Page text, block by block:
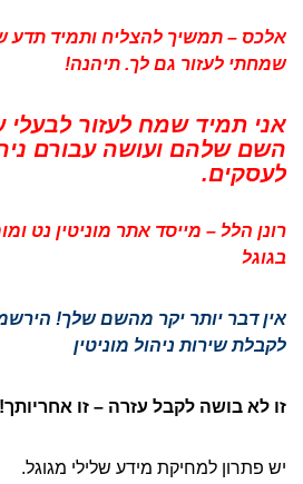
אלכס – תמשיך להצליח ותמיד תדע
שמחתי לעזור גם לך. תיהנה!
אני תמיד שמח לעזור לבעלי
השם שלהם ועושה עבורם
לעסקים.
רונן הלל – מייסד אתר מוניטין נט
בגוגל
אין דבר יותר יקר מהשם שלך!
לקבלת שירות ניהול מוניטין
זו לא בושה לקבל עזרה – זו אחריותך!
יש פתרון למחיקת מידע שלילי מגוגל.